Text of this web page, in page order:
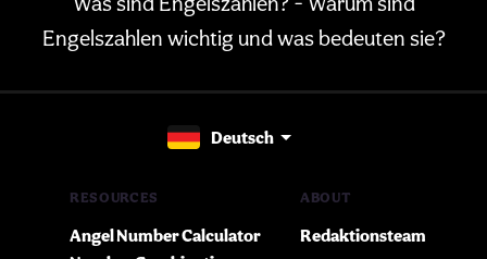
Engelszahlen wichtig und was bedeuten sie?
Deutsch
RESOURCES
Angel Number Calculator
ABOUT
Redaktionsteam